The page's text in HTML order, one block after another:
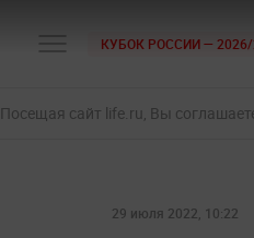
КУБОК РОССИИ — 2026/
Посещая сайт life.ru, Вы
29 июля 2022, 10:22